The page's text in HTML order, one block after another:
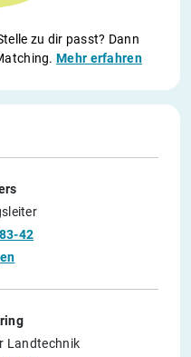
zu dir passt? Dann
Mehr erfahren
42
Landtechnik